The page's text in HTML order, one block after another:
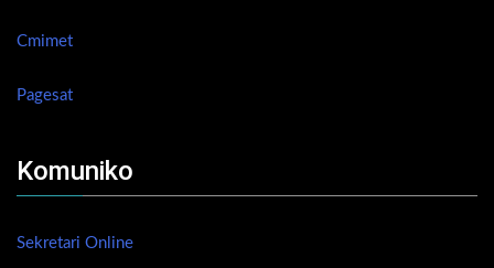
Cmimet
Pagesat
Komuniko
Sekretari Online